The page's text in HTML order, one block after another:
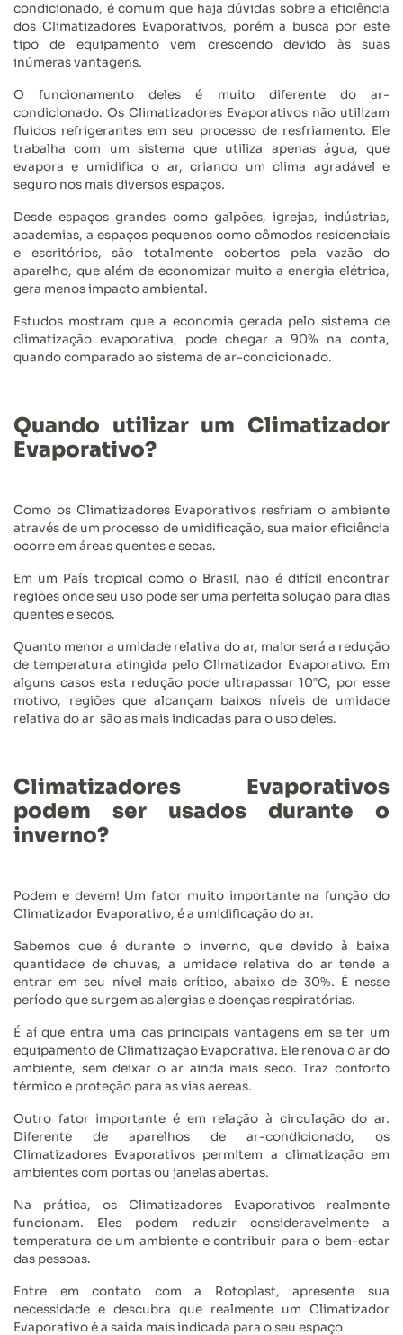
condicionado, é comum que haja dúvidas sobre a eficiência
dos Climatizadores Evaporativos, porém a busca por este
tipo de equipamento vem crescendo devido às suas
inúmeras vantagens.
O funcionamento deles é muito diferente do ar-
condicionado. Os Climatizadores Evaporativos não utilizam
fluidos refrigerantes em seu processo de resfriamento. Ele
trabalha com um sistema que utiliza apenas água, que
evapora e umidifica o ar, criando um clima agradável e
seguro nos mais diversos espaços.
Desde espaços grandes como galpões, igrejas, indústrias,
academias, a espaços pequenos como cômodos residenciais
e escritórios, são totalmente cobertos pela vazão do
aparelho, que além de economizar muito a energia elétrica,
gera menos impacto ambiental.
Estudos mostram que a economia gerada pelo sistema de
climatização evaporativa, pode chegar a 90% na conta,
quando comparado ao sistema de ar-condicionado.
Quando utilizar um Climatizador
Evaporativo?
Como os Climatizadores Evaporativos resfriam o ambiente
através de um processo de umidificação, sua maior eficiência
ocorre em áreas quentes e secas.
Em um País tropical como o Brasil, não é difícil encontrar
regiões onde seu uso pode ser uma perfeita solução para dias
quentes e secos.
Quanto menor a umidade relativa do ar, maior será a redução
de temperatura atingida pelo Climatizador Evaporativo. Em
alguns casos esta redução pode ultrapassar 10°C, por esse
motivo, regiões que alcançam baixos níveis de umidade
relativa do ar são as mais indicadas para o uso deles.
Climatizadores Evaporativos
podem ser usados durante o
inverno?
Podem e devem! Um fator muito importante na função do
Climatizador Evaporativo, é a umidificação do ar.
Sabemos que é durante o inverno, que devido à baixa
quantidade de chuvas, a umidade relativa do ar tende a
entrar em seu nível mais crítico, abaixo de 30%. É nesse
período que surgem as alergias e doenças respiratórias.
É aí que entra uma das principais vantagens em se ter um
equipamento de Climatização Evaporativa. Ele renova o ar do
ambiente, sem deixar o ar ainda mais seco. Traz conforto
térmico e proteção para as vias aéreas.
Outro fator importante é em relação à circulação do ar.
Diferente de aparelhos de ar-condicionado, os
Climatizadores Evaporativos permitem a climatização em
ambientes com portas ou janelas abertas.
Na prática, os Climatizadores Evaporativos realmente
funcionam. Eles podem reduzir consideravelmente a
temperatura de um ambiente e contribuir para o bem-estar
das pessoas.
Entre em contato com a Rotoplast, apresente sua
necessidade e descubra que realmente um Climatizador
Evaporativo é a saída mais indicada para o seu espaço